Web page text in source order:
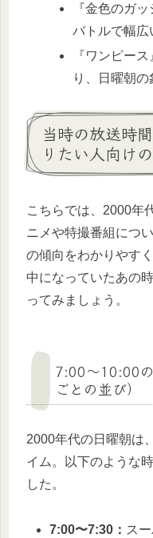
『金色のガ
バトルで幅広
『ワンピー
り、日曜朝の
当時の放送時
りたい人向け
こちらでは、2000年
ニメや特撮番組につ
の傾向をわかりやす
中になっていたあの
ってみましょう。
7:00〜10:00
ごとの並び）
2000年代の日曜朝は
イム。以下のような
した。
7:00〜7:30： ス